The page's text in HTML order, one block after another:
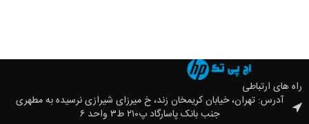
راه های ارتباطی
آدرس: تهران، خیابان کریمخان زند، خ میرزای شیرازی نرسیده به مطهری
جنب بانک پاسارگاد پ۲۱۰ ط۳ واحد ۶